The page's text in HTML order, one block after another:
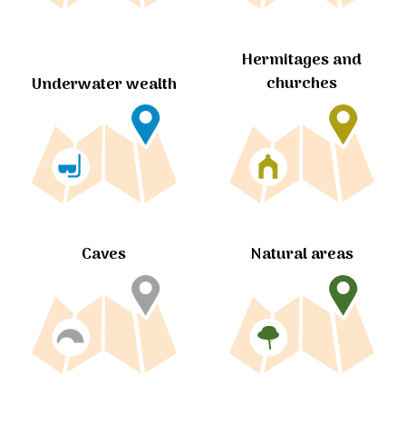
Underwater wealth
Hermitages and
churches
Caves Natural areas